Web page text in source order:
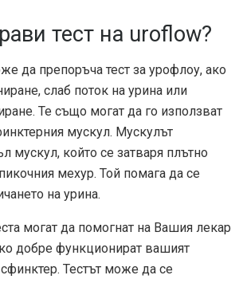
тест на uroflow?
да препоръча тест за урофлоу, ако
слаб поток на урина или
Те също могат да го използват
мускул. Мускулът
мускул, който се затваря плътно
мехур. Той помага да се
на урина.
могат да помогнат на Вашия лекар
добре функционират вашият
Тестът може да се